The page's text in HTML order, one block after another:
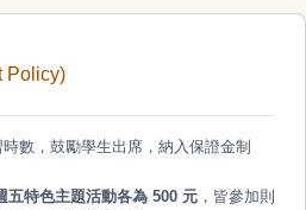
Policy)
數，鼓勵學生出席，納入保證金制
五特色主題活動各為 500 元 ，皆參加則